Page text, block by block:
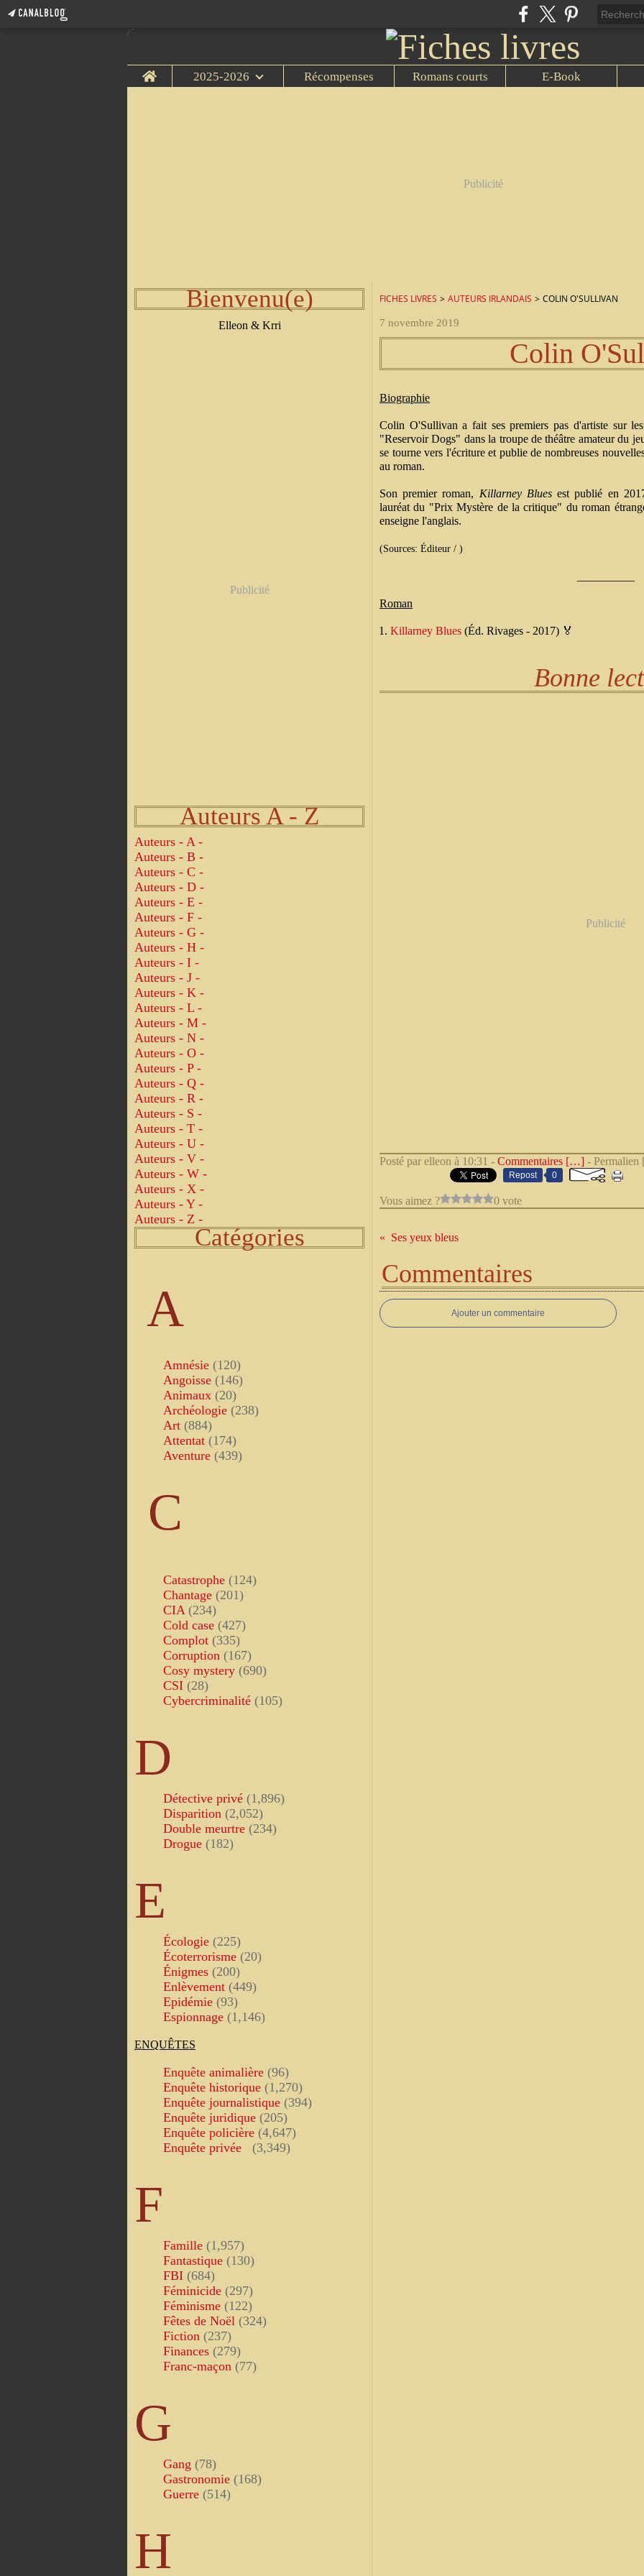
Home 2025-2026 Récompenses Romans courts E-Book
Publicité
Bienvenu(e)
Elleon & Krri
Publicité
Auteurs A - Z
Auteurs - A -
Auteurs - B -
Auteurs - C -
Auteurs - D -
Auteurs - E -
Auteurs - F -
Auteurs - G -
Auteurs - H -
Auteurs - I -
Auteurs - J -
Auteurs - K -
Auteurs - L -
Auteurs - M -
Auteurs - N -
Auteurs - O -
Auteurs - P -
Auteurs - Q -
Auteurs - R -
Auteurs - S -
Auteurs - T -
Auteurs - U -
Auteurs - V -
Auteurs - W -
Auteurs - X -
Auteurs - Y -
Auteurs - Z -
Catégories
A
Amnésie (120)
Angoisse (146)
Animaux (20)
Archéologie (238)
Art (884)
Attentat (174)
Aventure (439)
C
Catastrophe (124)
Chantage (201)
CIA (234)
Cold case (427)
Complot (335)
Corruption (167)
Cosy mystery (690)
CSI (28)
Cybercriminalité (105)
D
Détective privé (1,896)
Disparition (2,052)
Double meurtre (234)
Drogue (182)
E
Écologie (225)
Écoterrorisme (20)
Énigmes (200)
Enlèvement (449)
Epidémie (93)
Espionnage (1,146)
ENQUÊTES
Enquête animalière (96)
Enquête historique (1,270)
Enquête journalistique (394)
Enquête juridique (205)
Enquête policière (4,647)
Enquête privée
(3,349)
F
Famille (1,957)
Fantastique (130)
FBI (684)
Féminicide (297)
Féminisme (122)
Fêtes de Noël (324)
Fiction (237)
Finances (279)
Franc-maçon (77)
G
Gang (78)
Gastronomie (168)
Guerre (514)
H
FICHES LIVRES > AUTEURS IRLANDAIS > COLIN O'SULLIVAN
7 novembre 2019
Colin
Biographie
Colin O'Sullivan a fait ses premiers pas d'artiste sur
"Reservoir Dogs" dans la troupe de théâtre amateur du
se tourne vers l'écriture et publie de nombreuses
au roman.
Son premier roman, Killarney Bluesest publié en
lauréat du "Prix Mystère de la critique" du roman
enseigne l'anglais.
(Sources: Éditeur / )
Roman
Killarney Blues (Éd. Rivages - 2017) 🏅
Bonne
Publicité
Posté par elleon à 10:31 - Commentaires […] - Permalien
Repost 0
Vous aimez ? 0 vote
Ses yeux bleus
Commentaires
Ajouter un commentaire